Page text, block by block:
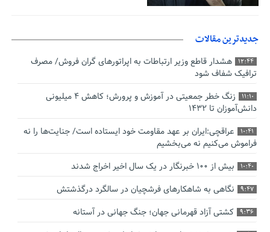
جدیدترین مقالات
12:44
هشدار قاطع وزیر ارتباطات به اپراتورهای گران فروش/ مصرف
ترافیک شفاف شود
11:10
زنگ خطر جمعیتی در آموزش و پرورش؛ کاهش ۴ میلیونی
دانش‌آموزان تا ۱۴۳۲
10:41
عراقچی:ایران بر عهد مقاومت خود ایستاده است/ جنایت‌ها را نه
فراموش می‌کنیم نه می‌بخشیم
10:40 بیش از ۱۰۰ خبرنگار در یک سال اخیر اخراج شدند
9:47 نگاهی به شاهکارهای فرشچیان در سالگرد درگذشتش
9:36 کشتی آزاد قهرمانی جهان؛ جنگ جهانی در آستانه